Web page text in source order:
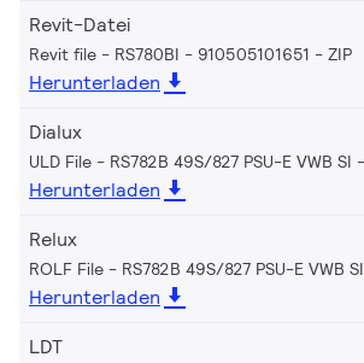
Revit-Datei
Revit file - RS780BI - 910505101651 ZIP
Herunterladen
Dialux
ULD File - RS782B 49S/827 PSU-E VWB SI
Herunterladen
Relux
ROLF File - RS782B 49S/827 PSU-E VWB SI
Herunterladen
LDT